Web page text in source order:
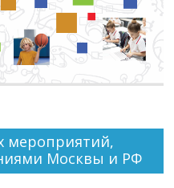
мероприятий,
Москвы и РФ